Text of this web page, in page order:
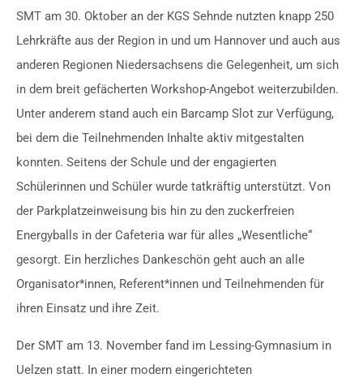
SMT am 30. Oktober an der KGS Sehnde nutzten knapp 250
Lehrkräfte aus der Region in und um Hannover und auch aus
anderen Regionen Niedersachsens die Gelegenheit, um sich
in dem breit gefächerten Workshop-Angebot weiterzubilden.
Unter anderem stand auch ein Barcamp Slot zur Verfügung,
bei dem die Teilnehmenden Inhalte aktiv mitgestalten
konnten. Seitens der Schule und der engagierten
Schülerinnen und Schüler wurde tatkräftig unterstützt. Von
der Parkplatzeinweisung bis hin zu den zuckerfreien
Energyballs in der Cafeteria war für alles „Wesentliche“
gesorgt. Ein herzliches Dankeschön geht auch an alle
Organisator*innen, Referent*innen und Teilnehmenden für
ihren Einsatz und ihre Zeit.
Der SMT am 13. November fand im Lessing-Gymnasium in
Uelzen statt. In einer modern eingerichteten